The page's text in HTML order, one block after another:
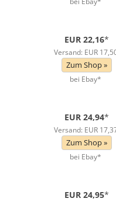
EUR 22,16*
Versand: EUR
Zum Shop »
bei Ebay*
EUR 24,94*
Versand: EUR
Zum Shop »
bei Ebay*
EUR 24,95*